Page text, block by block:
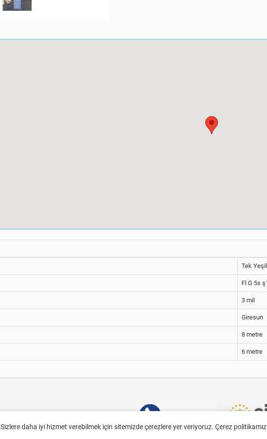
Tek
Fl G 5s
3 mil
Giresun
8 metre
6 metre
Sizlere daha iyi hizmet verebilmek için sitemizde çerezlere yer veriyoruz. Çerez